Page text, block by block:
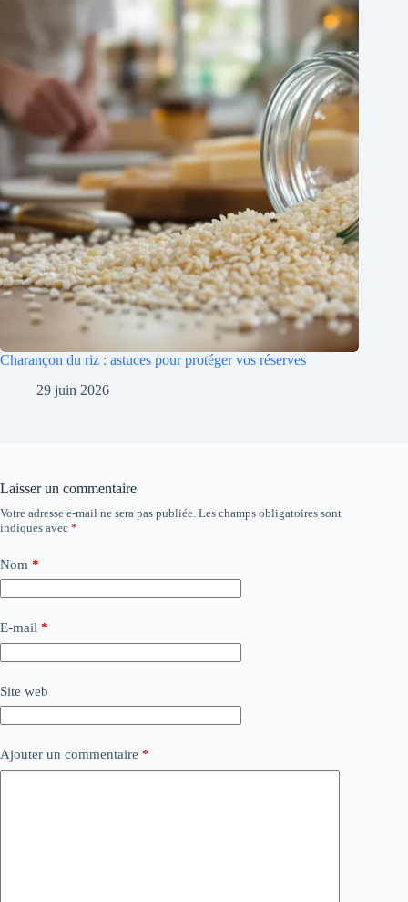
Charançon du riz : astuces pour protéger vos réserves
29 juin 2026
Laisser un commentaire
Votre adresse e-mail ne sera pas publiée. Les champs obligatoires sont
indiqués avec *
Nom *
E-mail *
Site web
Ajouter un commentaire *